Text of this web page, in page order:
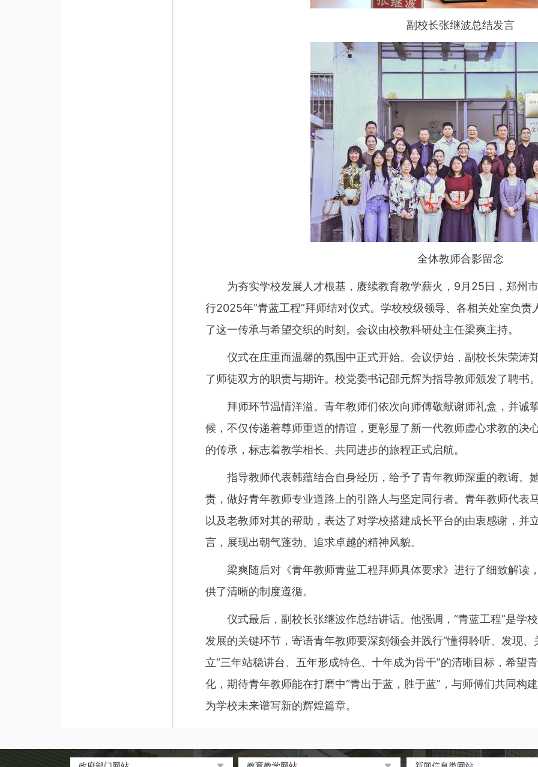
副校长张继波总结发言
全体教师合影留念
为夯实学校发展人才根基，赓续教育教学薪火，9月25日，郑州
行2025年“青蓝工程”拜师结对仪式。学校校级领导、各相关处室负
了这一传承与希望交织的时刻。会议由校教科研处主任梁爽主持。
仪式在庄重而温馨的氛围中正式开始。会议伊始，副校长朱荣涛
了师徒双方的职责与期许。校党委书记邵元辉为指导教师颁发了聘书
拜师环节温情洋溢。青年教师们依次向师傅敬献谢师礼盒，并诚
候，不仅传递着尊师重道的情谊，更彰显了新一代教师虚心求教的决
的传承，标志着教学相长、共同进步的旅程正式启航。
指导教师代表韩蕴结合自身经历，给予了青年教师深重的教诲。
责，做好青年教师专业道路上的引路人与坚定同行者。青年教师代表
以及老教师对其的帮助，表达了对学校搭建成长平台的由衷感谢，并
言，展现出朝气蓬勃、追求卓越的精神风貌。
梁爽随后对《青年教师青蓝工程拜师具体要求》进行了细致解读
供了清晰的制度遵循。
仪式最后，副校长张继波作总结讲话。他强调，“青蓝工程”是学
发展的关键环节，寄语青年教师要深刻领会并践行“懂得聆听、发现
立“三年站稳讲台、五年形成特色、十年成为骨干”的清晰目标，希望
化，期待青年教师能在打磨中“青出于蓝，胜于蓝”，与师傅们共同构
为学校未来谱写新的辉煌篇章。